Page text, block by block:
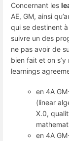
Concernant les
AE, GM, ainsi
qui se destinent
suivre un des
ne pas avoir de
bien fait et on
learnings
en 4A
(linear
X.0,
en 4A